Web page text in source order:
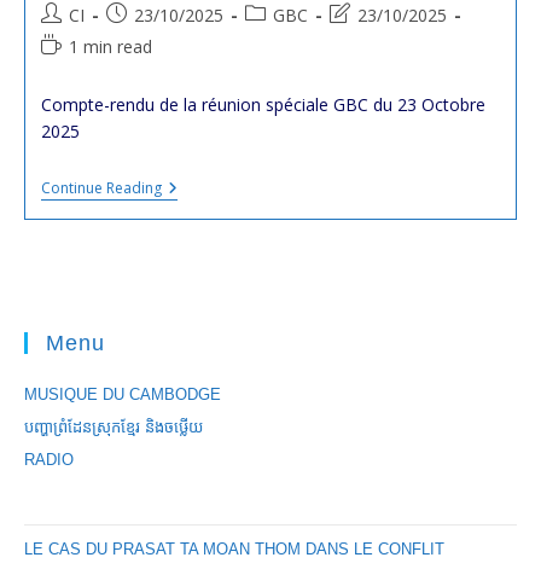
Post
author:
CI
Post
published:
23/10/2025
PostGBC
Post23/10/2025
Reading1 min read
Compte-rendu de la réunion spéciale GBC du 23 Octobre
2025
Continue ReadingCompte-
Rendu
De
Menu
MUSIQUE DU CAMBODGE
បញ្ហាព្រំដែនស្រុកខ្មែរ និងចឞ្លើយ
RADIO
LE CAS DU PRASAT TA MOAN THOM DANS LE CONFLIT